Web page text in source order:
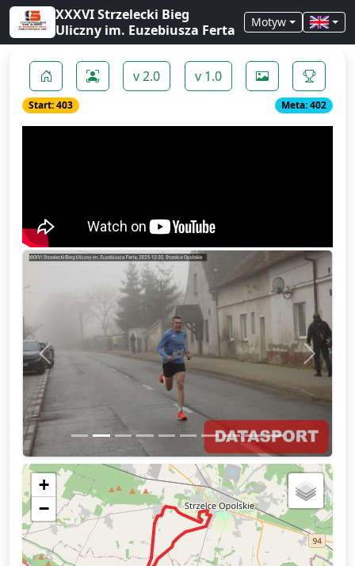
XXXVI Strzelecki Bieg
Uliczny im. Euzebiusza Ferta
Motyw
v 2.0 v 1.0
Start: 403 Meta: 402
Previous Next
+
−